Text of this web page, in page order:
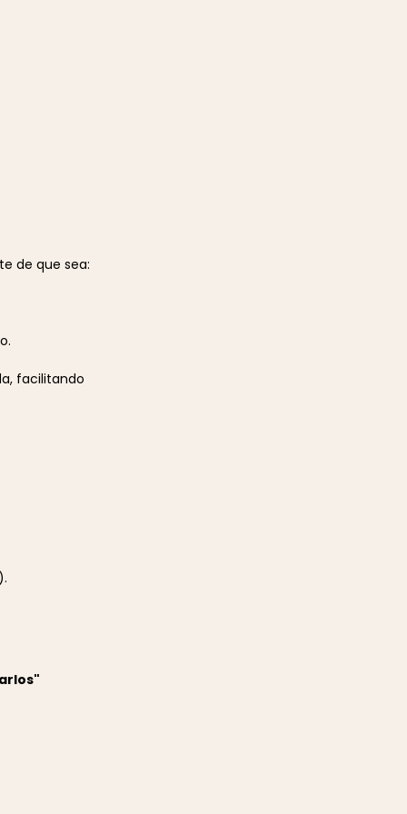
de que sea:
facilitando